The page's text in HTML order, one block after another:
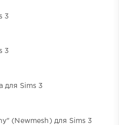
3
3
для Sims 3
(Newmesh) для Sims 3